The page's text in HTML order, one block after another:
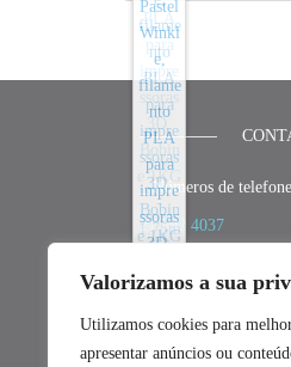
Valorizamos a sua
Utilizamos cookies para
apresentar anúncios ou
_ Números de
21 592 4037